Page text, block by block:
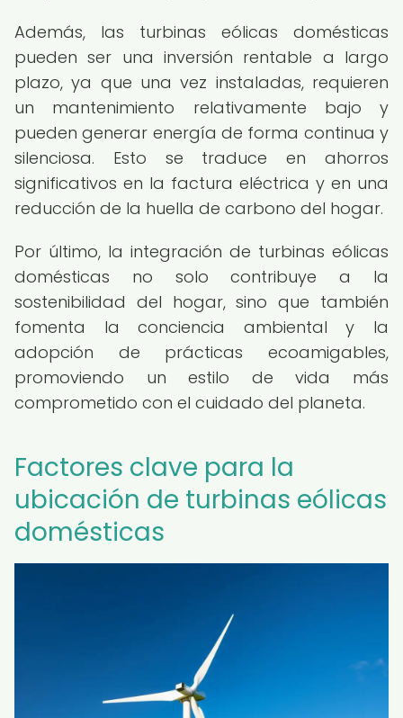
Además, las turbinas eólicas domésticas
pueden ser una inversión rentable a largo
plazo, ya que una vez instaladas, requieren
un mantenimiento relativamente bajo y
pueden generar energía de forma continua y
silenciosa. Esto se traduce en ahorros
significativos en la factura eléctrica y en una
reducción de la huella de carbono del hogar.
Por último, la integración de turbinas eólicas
domésticas no solo contribuye a la
sostenibilidad del hogar, sino que también
fomenta la conciencia ambiental y la
adopción de prácticas ecoamigables,
promoviendo un estilo de vida más
comprometido con el cuidado del planeta.
Factores clave para la
ubicación de turbinas eólicas
domésticas